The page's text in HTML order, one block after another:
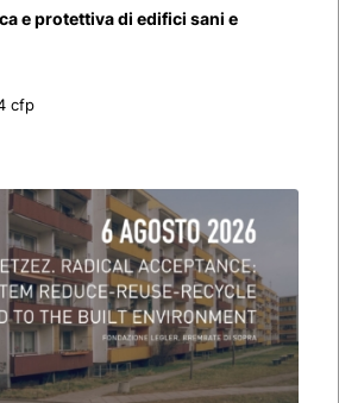
e protettiva di edifici sani e
cfp